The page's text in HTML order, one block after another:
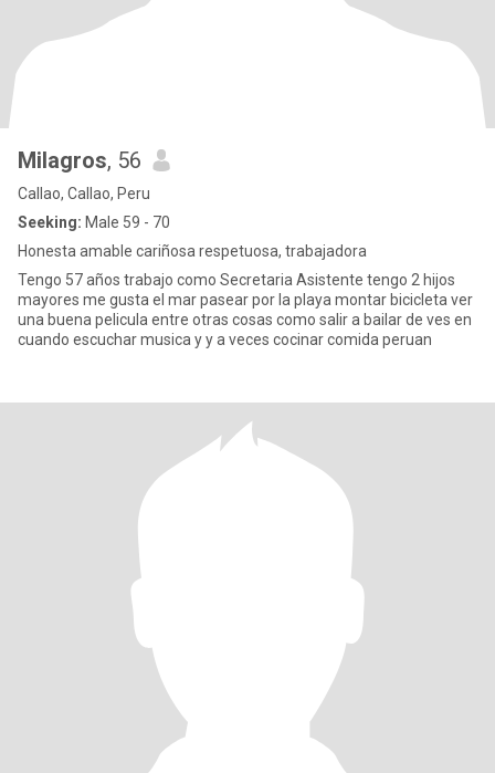
Milagros, 56
Callao, Callao, Peru
Seeking: Male 59 - 70
Honesta amable cariñosa respetuosa, trabajadora
Tengo 57 años trabajo como Secretaria Asistente tengo 2 hijos
mayores me gusta el mar pasear por la playa montar bicicleta ver
una buena pelicula entre otras cosas como salir a bailar de ves en
cuando escuchar musica y y a veces cocinar comida peruan